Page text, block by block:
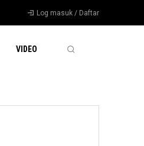
Log masuk / Daftar
VIDEO